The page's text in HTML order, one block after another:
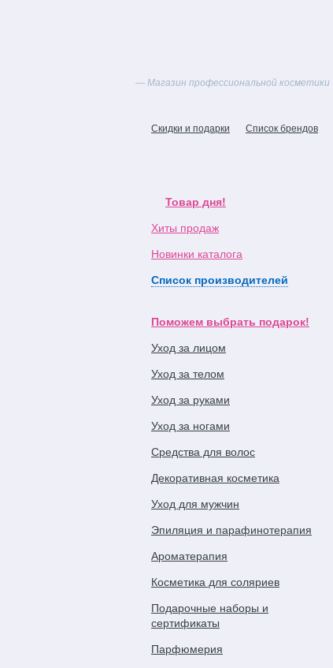
— Магазин профессиональной косметики
Скидки и подарки Список брендов
Товар дня!
Хиты продаж
Новинки каталога
Список производителей
Поможем выбрать подарок!
Уход за лицом
Уход за телом
Уход за руками
Уход за ногами
Средства для волос
Декоративная косметика
Уход для мужчин
Эпиляция и парафинотерапия
Ароматерапия
Косметика для соляриев
Подарочные наборы и
сертификаты
Парфюмерия